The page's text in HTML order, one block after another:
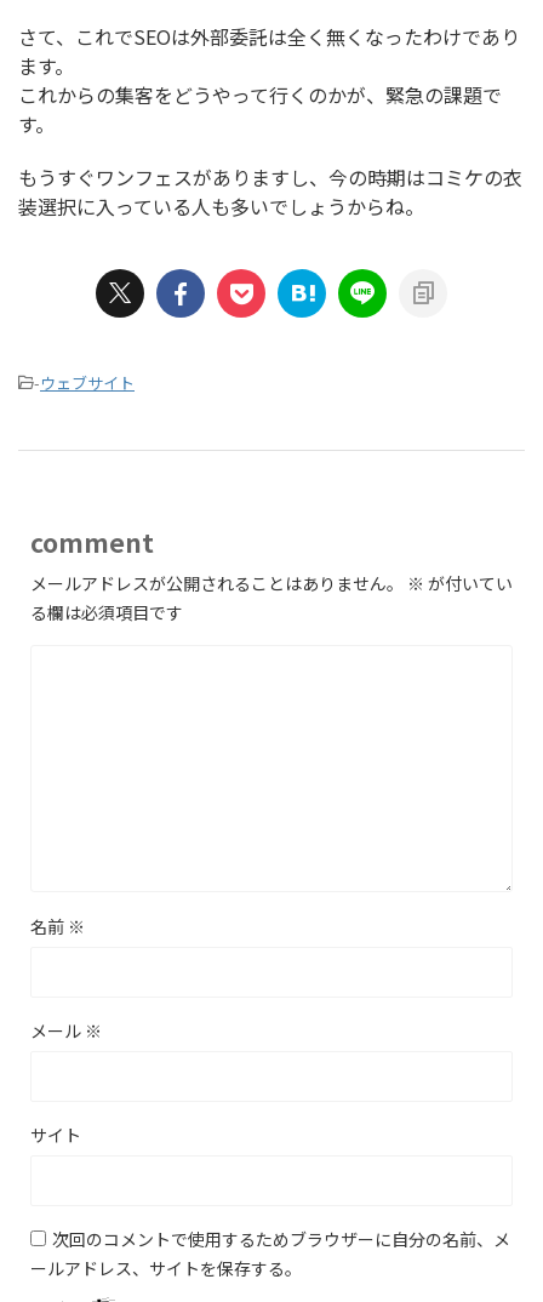
さて、これでSEOは外部委託は全く無くなったわけであり
ます。
これからの集客をどうやって行くのかが、緊急の課題で
す。
もうすぐワンフェスがありますし、今の時期はコミケの衣
装選択に入っている人も多いでしょうからね。
-ウェブサイト
comment
メールアドレスが公開されることはありません。 ※ が付いてい
る欄は必須項目です
名前 ※
メール ※
サイト
次回のコメントで使用するためブラウザーに自分の名前、メ
ールアドレス、サイトを保存する。